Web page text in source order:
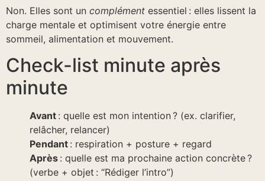
Non. Elles sont un complément essentiel : elles lissent la
charge mentale et optimisent votre énergie entre
sommeil, alimentation et mouvement.
Check-list minute après
minute
Avant : quelle est mon intention ? (ex. clarifier,
relâcher, relancer)
Pendant : respiration + posture + regard
Après : quelle est ma prochaine action concrète ?
(verbe + objet : “Rédiger l’intro”)